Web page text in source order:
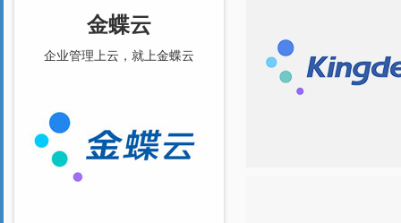
金蝶云
企业管理上云，就上金蝶云